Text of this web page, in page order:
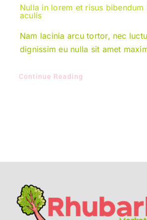
Nulla in lorem et risus bibendum
aculis
Nam lacinia arcu tortor, nec
dignissim eu nulla sit amet
Continue Reading